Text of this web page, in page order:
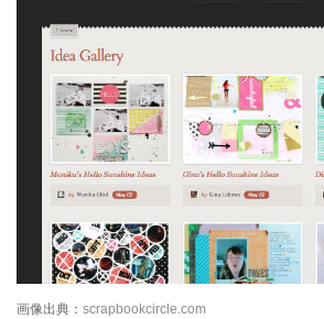
画像出典： scrapbookcircle.com